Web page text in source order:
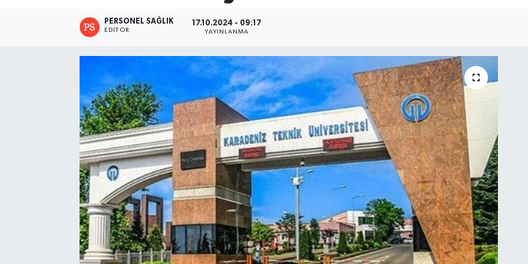
PERSONEL SAĞLIK
EDITÖR
17.10.2024 - 09:17
YAYINLANMA